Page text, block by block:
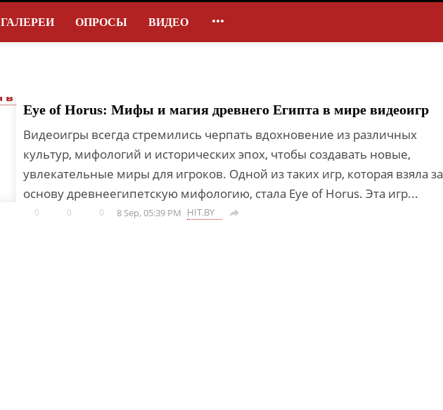
ГАЛЕРЕИ ОПРОСЫ ВИДЕО 
Eye of Horus: Мифы и магия древнего Египта в мире видеоигр
Видеоигры всегда стремились черпать вдохновение из различных
культур, мифологий и исторических эпох, чтобы создавать новые,
увлекательные миры для игроков. Одной из таких игр, которая взяла за
основу древнеегипетскую мифологию, стала Eye of Horus. Эта игр...
0 0 0 8 Sep, 05:39 PM HIT.BY 